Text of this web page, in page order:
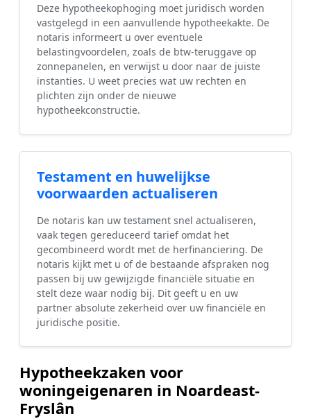
Deze hypotheekophoging moet juridisch worden
vastgelegd in een aanvullende hypotheekakte. De
notaris informeert u over eventuele
belastingvoordelen, zoals de btw-teruggave op
zonnepanelen, en verwijst u door naar de juiste
instanties. U weet precies wat uw rechten en
plichten zijn onder de nieuwe
hypotheekconstructie.
Testament en huwelijkse
voorwaarden actualiseren
De notaris kan uw testament snel actualiseren,
vaak tegen gereduceerd tarief omdat het
gecombineerd wordt met de herfinanciering. De
notaris kijkt met u of de bestaande afspraken nog
passen bij uw gewijzigde financiële situatie en
stelt deze waar nodig bij. Dit geeft u en uw
partner absolute zekerheid over uw financiële en
juridische positie.
Hypotheekzaken voor
woningeigenaren in Noardeast-
Fryslân